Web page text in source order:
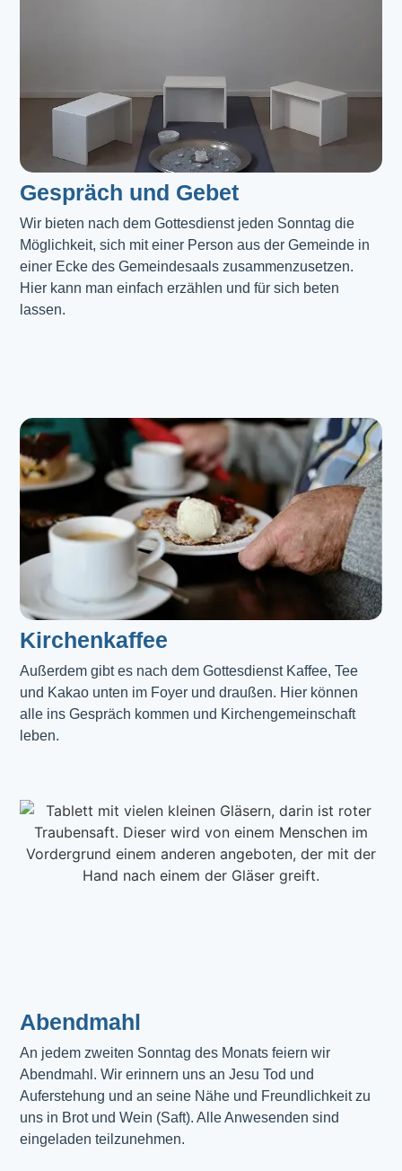
Gespräch und Gebet
Wir bieten nach dem Gottesdienst jeden Sonntag die
Möglichkeit, sich mit einer Person aus der Gemeinde in
einer Ecke des Gemeindesaals zusammenzusetzen.
Hier kann man einfach erzählen und für sich beten
lassen.
Kirchenkaffee
Außerdem gibt es nach dem Gottesdienst Kaffee, Tee
und Kakao unten im Foyer und draußen. Hier können
alle ins Gespräch kommen und Kirchengemeinschaft
leben.
Abendmahl​
An jedem zweiten Sonntag des Monats feiern wir
Abendmahl. Wir erinnern uns an Jesu Tod und
Auferstehung und an seine Nähe und Freundlichkeit zu
uns in Brot und Wein (Saft). Alle Anwesenden sind
eingeladen teilzunehmen.